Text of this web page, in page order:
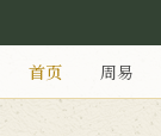
首页 周易